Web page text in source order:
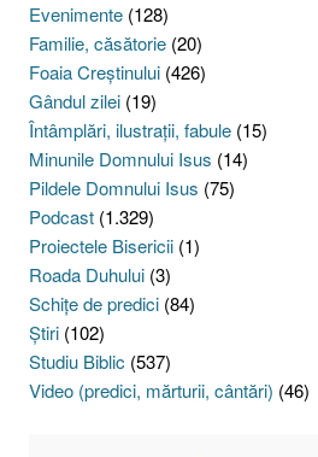
Evenimente(128)
Familie, căsătorie(20)
Foaia Creştinului(426)
Gândul zilei(19)
Întâmplări, ilustraţii, fabule(15)
Minunile Domnului Isus (14)
Pildele Domnului Isus (75)
Podcast(1.329)
Proiectele Bisericii(1)
Roada Duhului(3)
Schiţe de predici(84)
Ştiri(102)
Studiu Biblic (537)
Video (predici, mărturii, cântări) (46)